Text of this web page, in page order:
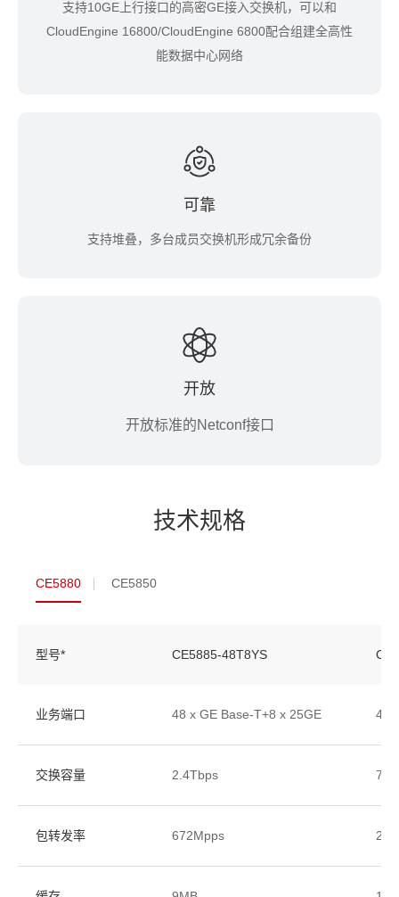
支持10GE上行接口的高密GE接入交换机，可以和
CloudEngine 16800/CloudEngine 6800配合组建全高性
能数据中心网络
可靠
支持堆叠，多台成员交换机形成冗余备份
开放
开放标准的Netconf接口
技术规格
CE5880 CE5850
型号* CE5885-48T8YS
业务端口 48 x GE Base-T+8 x 25GE 48
交换容量 2.4Tbps
包转发率 672Mpps